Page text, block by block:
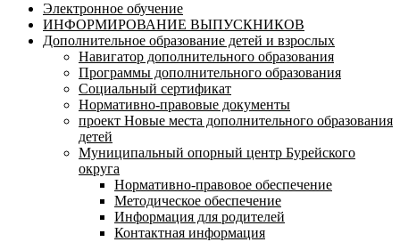
Электронное обучение
ИНФОРМИРОВАНИЕ ВЫПУСКНИКОВ
Дополнительное образование детей и взрослых
Навигатор дополнительного образования
Программы дополнительного образования
Социальный сертификат
Нормативно-правовые документы
проект Новые места дополнительного образования
детей
Муниципальный опорный центр Бурейского
округа
Нормативно-правовое обеспечение
Методическое обеспечение
Информация для родителей
Контактная информация